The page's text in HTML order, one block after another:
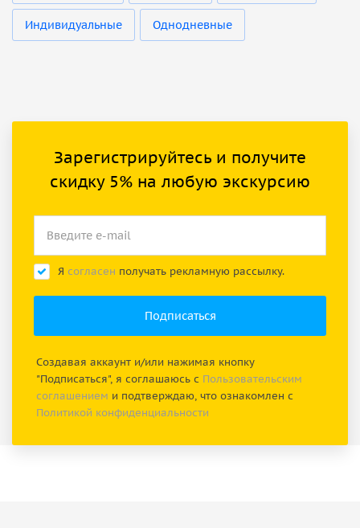
Индивидуальные Однодневные
Зарегистрируйтесь и получите
скидку 5% на любую экскурсию
Я согласен получать рекламную рассылку.
Создавая аккаунт и/или нажимая кнопку
"Подписаться", я соглашаюсь с Пользовательским
соглашением и подтверждаю, что ознакомлен с
Политикой конфиденциальности